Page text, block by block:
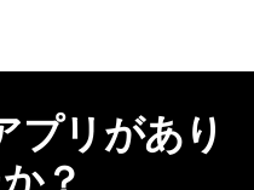
プリがあり